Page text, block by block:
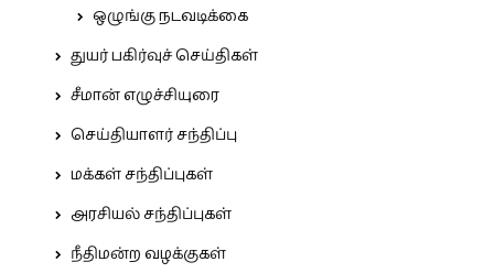
ஒழுங்கு நடவடிக்கை
துயர் பகிர்வுச் செய்திகள்
சீமான் எழுச்சியுரை
செய்தியாளர் சந்திப்பு
மக்கள் சந்திப்புகள்
அரசியல் சந்திப்புகள்
நீதிமன்ற வழக்குகள்